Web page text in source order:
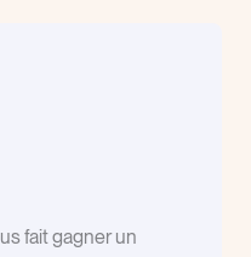
fait gagner un